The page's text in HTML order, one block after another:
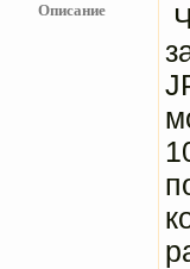
Описание